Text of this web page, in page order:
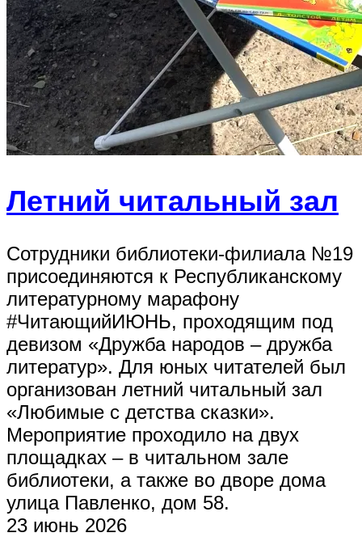
Летний читальный зал
Сотрудники библиотеки-филиала №19
присоединяются к Республиканскому
литературному марафону
#ЧитающийИЮНЬ, проходящим под
девизом «Дружба народов – дружба
литератур». Для юных читателей был
организован летний читальный зал
«Любимые с детства сказки».
Мероприятие проходило на двух
площадках – в читальном зале
библиотеки, а также во дворе дома
улица Павленко, дом 58.
23 июнь 2026